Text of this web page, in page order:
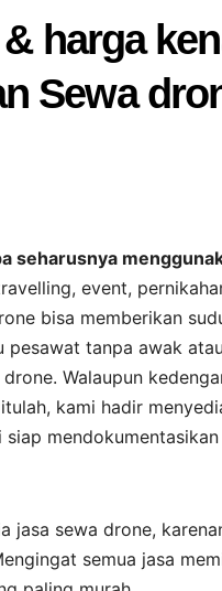
harga
Sewa
seharusnya
event,
bisa memberikan
pesawat tanpa awak
Walaupun
kami hadir
jasa sewa drone,
semua jasa